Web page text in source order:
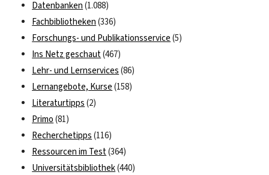
Datenbanken (1.088)
Fachbibliotheken (336)
Forschungs- und Publikationsservice (5)
Ins Netz geschaut(467)
Lehr- und Lernservices (86)
Lernangebote, Kurse (158)
Literaturtipps (2)
Primo (81)
Recherchetipps (116)
Ressourcen im Test(364)
Universitätsbibliothek(440)